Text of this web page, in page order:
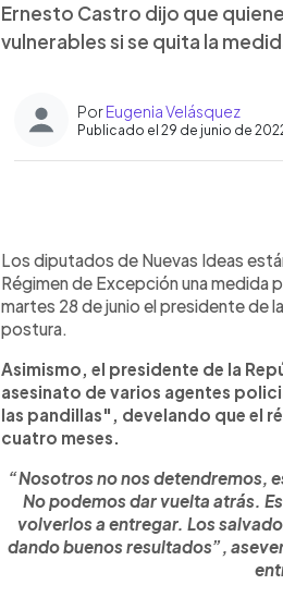
Ernesto Castro dijo que
vulnerables si se quita la
PorEugenia Velásquez
Publicado el 29 de junio de
► Escuchar artículo
Los diputados de Nuevas Ideas
Régimen de Excepción una medida
martes 28 de junio el presidente de
postura.
Asimismo, el presidente de la
asesinato de varios agentes
las pandillas", develando que el
cuatro meses.
“Nosotros no nos detendremos,
No podemos dar vuelta atrás.
volverlos a entregar. Los
dando buenos resultados”,